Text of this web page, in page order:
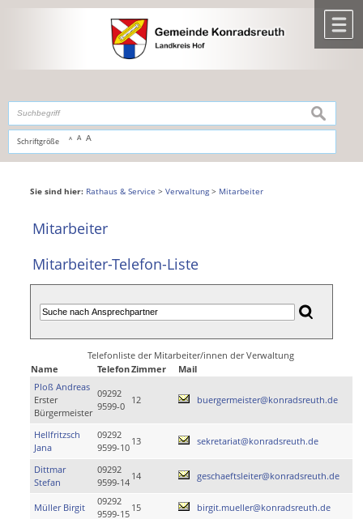
,zur Navigationoderzur Startseitespringen.
Schriftgröße A A A
suchen
Sie sind hier: Rathaus & Service > Verwaltung> Mitarbeiter
Mitarbeiter
Mitarbeiter-Telefon-Liste
Telefonliste der Mitarbeiter/innen der Verwaltung
Name
TelefonZimmer
Mail
Ploß Andreas
Erster
Bürgermeister
09292
9599-0
12 buergermeister@konradsreuth.de
Hellfritzsch
Jana
09292
9599-10
13 sekretariat@konradsreuth.de
Dittmar
Stefan
09292
9599-14
14 geschaeftsleiter@konradsreuth.de
Müller Birgit
09292
9599-15
15 birgit.mueller@konradsreuth.de